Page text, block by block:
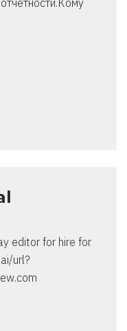
editor for hire for
url?